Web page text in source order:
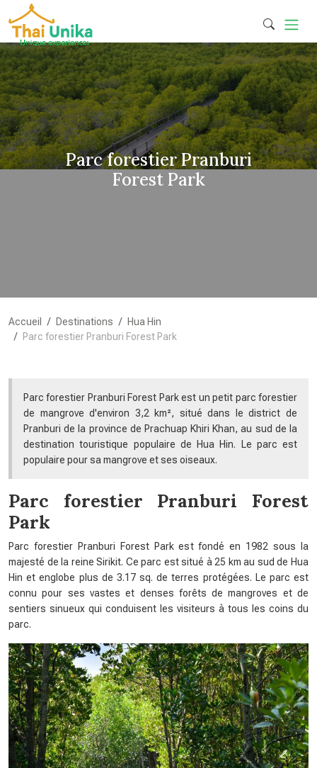
Parc forestier Pranburi
Forest Park
Accueil Destinations
Hua Hin
Parc forestier Pranburi Forest Park
Parc forestier Pranburi Forest Park est un petit parc forestier
de mangrove d'environ 3,2 km², situé dans le district de
Pranburi de la province de Prachuap Khiri Khan, au sud de la
destination touristique populaire de Hua Hin. Le parc est
populaire pour sa mangrove et ses oiseaux.
Parc forestier Pranburi Forest
Park
Parc forestier Pranburi Forest Park est fondé en 1982 sous la
majesté de la reine Sirikit. Ce parc est situé à 25 km au sud de Hua
Hin et englobe plus de 3.17 sq. de terres protégées. Le parc est
connu pour ses vastes et denses forêts de mangroves et de
sentiers sinueux qui conduisent les visiteurs à tous les coins du
parc.